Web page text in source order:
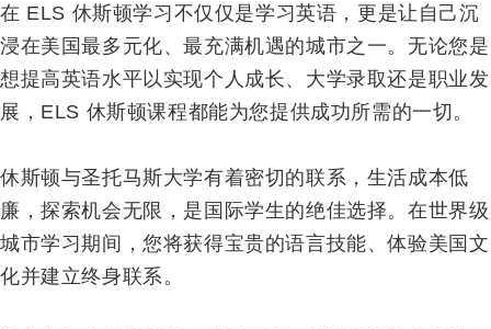
在 ELS 休斯顿学习不仅仅是学习英语，更是让自己沉
浸在美国最多元化、最充满机遇的城市之一。无论您是
想提高英语水平以实现个人成长、大学录取还是职业发
展，ELS 休斯顿课程都能为您提供成功所需的一切。
休斯顿与圣托马斯大学有着密切的联系，生活成本低
廉，探索机会无限，是国际学生的绝佳选择。在世界级
城市学习期间，您将获得宝贵的语言技能、体验美国文
化并建立终身联系。